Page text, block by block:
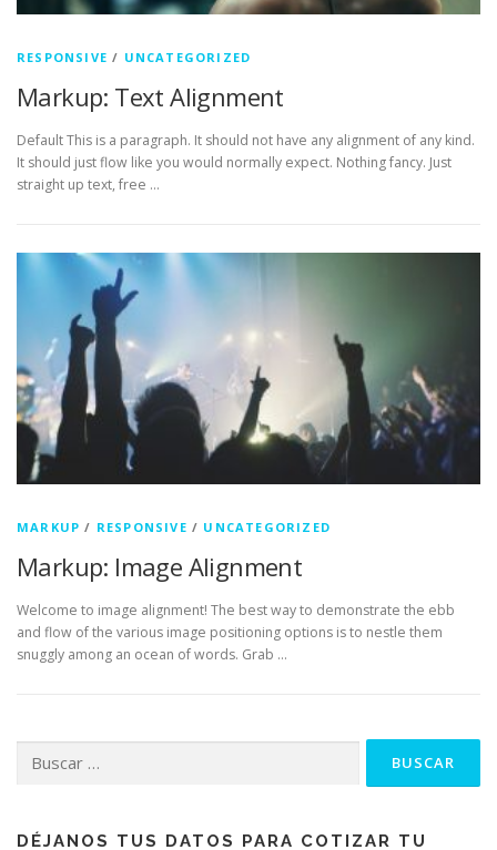
RESPONSIVE / UNCATEGORIZED
Markup: Text Alignment
Default This is a paragraph. It should not have any alignment of any kind.
It should just flow like you would normally expect. Nothing fancy. Just
straight up text, free …
MARKUP / RESPONSIVE / UNCATEGORIZED
Markup: Image Alignment
Welcome to image alignment! The best way to demonstrate the ebb
and flow of the various image positioning options is to nestle them
snuggly among an ocean of words. Grab …
DÉJANOS TUS DATOS PARA COTIZAR TU